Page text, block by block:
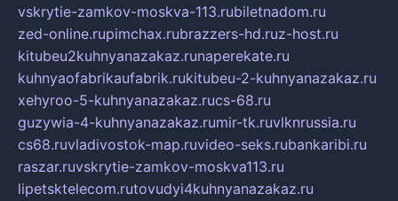
vskrytie-zamkov-moskva-113.rubiletnadom.ru
zed-online.rupimchax.rubrazzers-hd.ruz-host.ru
kitubeu2kuhnyanazakaz.runaperekate.ru
kuhnyaofabrikaufabrik.rukitubeu-2-kuhnyanazakaz.ru
xehyroo-5-kuhnyanazakaz.rucs-68.ru
guzywia-4-kuhnyanazakaz.rumir-tk.ruvlknrussia.ru
cs68.ruvladivostok-map.ruvideo-seks.rubankaribi.ru
raszar.ruvskrytie-zamkov-moskva113.ru
lipetsktelecom.rutovudyi4kuhnyanazakaz.ru